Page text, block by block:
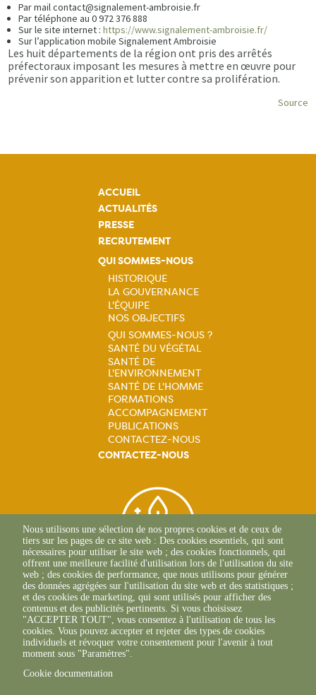
Par mail contact@signalement-ambroisie.fr
Par téléphone au 0 972 376 888
Sur le site internet :https://www.signalement-ambroisie.fr/
Sur l’application mobile Signalement Ambroisie
Les huit départements de la région ont pris des arrêtés
préfectoraux imposant les mesures à mettre en œuvre pour
prévenir son apparition et lutter contre sa prolifération.
Source
ACCUEIL
ACTUALITÉS
PRESSE
RECRUTEMENT
QUI SOMMES-NOUS
Navigation
principale
HISTORIQUE
LA GOUVERNANCE
L'ÉQUIPE
NOS OBJECTIFS
Navigation
principale
QUI SOMMES-NOUS ?
SANTÉ DU VÉGÉTAL
SANTÉ DE
L'ENVIRONNEMENT
SANTÉ DE L'HOMME
FORMATIONS
ACCOMPAGNEMENT
PUBLICATIONS
CONTACTEZ-NOUS
CONTACTEZ-NOUS
BEAUNE
03 80 25 95 45
ECOLE-VALENTIN
03 81 47 79 20
Nous utilisons une sélection de nos propres cookies et de ceux de
tiers sur les pages de ce site web : Des cookies essentiels, qui sont
nécessaires pour utiliser le site web ; des cookies fonctionnels, qui
offrent une meilleure facilité d'utilisation lors de l'utilisation du site
web ; des cookies de performance, que nous utilisons pour générer
des données agrégées sur l'utilisation du site web et des statistiques ;
et des cookies de marketing, qui sont utilisés pour afficher des
contenus et des publicités pertinents. Si vous choisissez
"ACCEPTER TOUT", vous consentez à l'utilisation de tous les
cookies. Vous pouvez accepter et rejeter des types de cookies
individuels et révoquer votre consentement pour l'avenir à tout
moment sous "Paramètres".
Cookie documentation